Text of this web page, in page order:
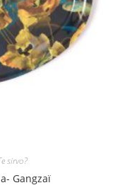
sirvo?
Gangzaï